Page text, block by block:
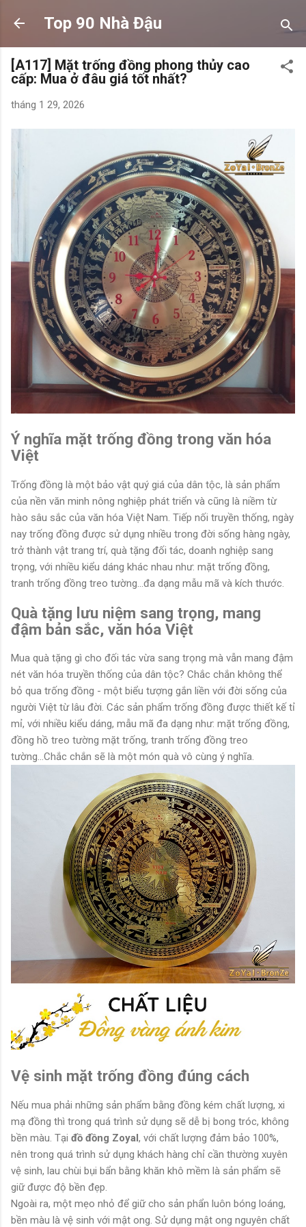
Chuyển đến nội dung chính
Top 90 Nhà Đậu
[A117] Mặt trống đồng phong thủy cao
cấp: Mua ở đâu giá tốt nhất?
tháng 1 29, 2026
Ý nghĩa mặt trống đồng trong văn hóa
Việt
Trống đồng là một bảo vật quý giá của dân tộc, là sản phẩm
của nền văn minh nông nghiệp phát triển và cũng là niềm từ
hào sâu sắc của văn hóa Việt Nam. Tiếp nối truyền thống, ngày
nay trống đồng được sử dụng nhiều trong đời sống hàng ngày,
trở thành vật trang trí, quà tặng đối tác, doanh nghiệp sang
trọng, với nhiều kiểu dáng khác nhau như: mặt trống đồng,
tranh trống đồng treo tường...đa dạng mẫu mã và kích thước.
Quà tặng lưu niệm sang trọng, mang
đậm bản sắc, văn hóa Việt
Mua quà tặng gì cho đối tác vừa sang trọng mà vẫn mang đậm
nét văn hóa truyền thống của dân tộc? Chắc chắn không thể
bỏ qua trống đồng - một biểu tượng gắn liền với đời sống của
người Việt từ lâu đời. Các sản phẩm trống đồng được thiết kế tỉ
mỉ, với nhiều kiểu dáng, mẫu mã đa dạng như: mặt trống đồng,
đồng hồ treo tường mặt trống, tranh trống đồng treo
tường...Chắc chắn sẽ là một món quà vô cùng ý nghĩa.
Vệ sinh mặt trống đồng đúng cách
Nếu mua phải những sản phẩm bằng đồng kém chất lượng, xi
mạ đồng thì trong quá trình sử dụng sẽ dễ bị bong tróc, không
bền màu. Tại đồ đồng Zoyal, với chất lượng đảm bảo 100%,
nên trong quá trình sử dụng khách hàng chỉ cần thường xuyên
vệ sinh, lau chùi bụi bẩn bằng khăn khô mềm là sản phẩm sẽ
giữ được độ bền đẹp.
Ngoài ra, một mẹo nhỏ để giữ cho sản phẩn luôn bóng loáng,
bền màu là vệ sinh với mật ong. Sử dụng mật ong nguyên chất